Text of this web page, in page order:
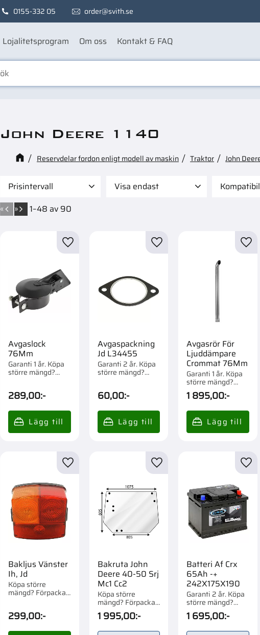
0155-332 05 order@svith.se
Lojalitetsprogram Om oss Kontakt & FAQ
John Deere 1140
Reservdelar fordon enligt modell av maskin Traktor John
Prisintervall
45
Visa endast
Case 1394
Case 1494
1–48 av 90
« »
Avgaslock
76Mm
Garanti 1 år. Köpa
större mängd?
289,00:-
Lägg till i favoriter
Avgaspackning
Jd L34455
Garanti 2 år. Köpa
större mängd?
60,00:-
Lägg till i favoriter
Avgasrör För
Ljuddämpare
Crommat 76Mm
Garanti 1 år. Köpa
större mängd?
Förpackad om 1 st.
1 895,00:-
Bakljus Vänster
Ih, Jd
Köpa större
mängd? Förpackad
om 1 st.
299,00:-
Lägg till i favoriter
Bakruta John
Deere 40-50 Srj
Mc1 Cc2
Köpa större
mängd? Förpackad
om 1 st.
1 995,00:-
Lägg till i favoriter
Batteri Af Crx
65Ah -+
242X175X190
Garanti 2 år. Köpa
större mängd?
Förpackad om 1/72
st.
1 695,00:-